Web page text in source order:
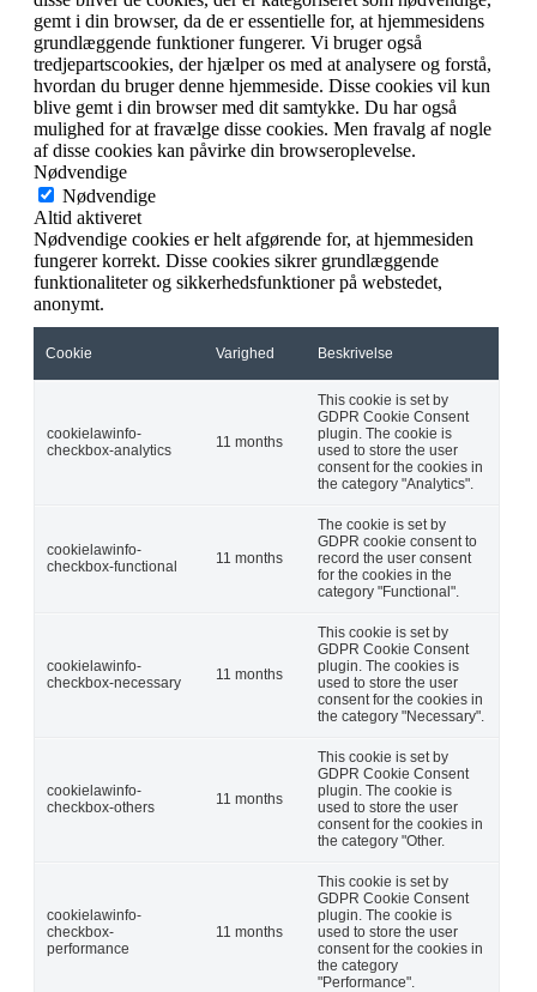
gemt i din browser, da de er essentielle for, at hjemmesidens
grundlæggende funktioner fungerer. Vi bruger også
tredjepartscookies, der hjælper os med at analysere og forstå,
hvordan du bruger denne hjemmeside. Disse cookies vil kun
blive gemt i din browser med dit samtykke. Du har også
mulighed for at fravælge disse cookies. Men fravalg af nogle
af disse cookies kan påvirke din browseroplevelse.
Nødvendige
Nødvendige
Altid aktiveret
Nødvendige cookies er helt afgørende for, at hjemmesiden
fungerer korrekt. Disse cookies sikrer grundlæggende
funktionaliteter og sikkerhedsfunktioner på webstedet,
anonymt.
Cookie Varighed Beskrivelse
cookielawinfo-
checkbox-analytics
11 months
This cookie is set by
GDPR Cookie Consent
plugin. The cookie is
used to store the user
consent for the cookies in
the category "Analytics".
cookielawinfo-
checkbox-functional
11 months
The cookie is set by
GDPR cookie consent to
record the user consent
for the cookies in the
category "Functional".
cookielawinfo-
checkbox-necessary
11 months
This cookie is set by
GDPR Cookie Consent
plugin. The cookies is
used to store the user
consent for the cookies in
the category "Necessary".
cookielawinfo-
checkbox-others
11 months
This cookie is set by
GDPR Cookie Consent
plugin. The cookie is
used to store the user
consent for the cookies in
the category "Other.
cookielawinfo-
checkbox-
performance
11 months
This cookie is set by
GDPR Cookie Consent
plugin. The cookie is
used to store the user
consent for the cookies in
the category
"Performance".